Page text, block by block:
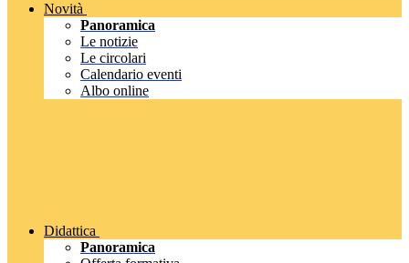
Novità
Panoramica
Le notizie
Le circolari
Calendario eventi
Albo online
Didattica
Panoramica